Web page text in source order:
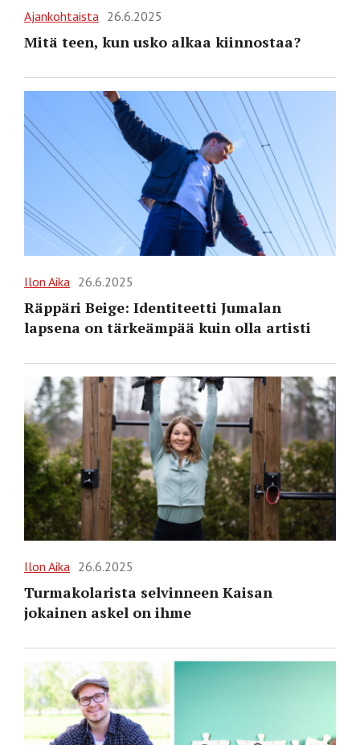
Ajankohtaista 26.6.2025
Mitä teen, kun usko alkaa kiinnostaa?
Ilon Aika 26.6.2025
Räppäri Beige: Identiteetti Jumalan
lapsena on tärkeämpää kuin olla artisti
Ilon Aika 26.6.2025
Turmakolarista selvinneen Kaisan
jokainen askel on ihme